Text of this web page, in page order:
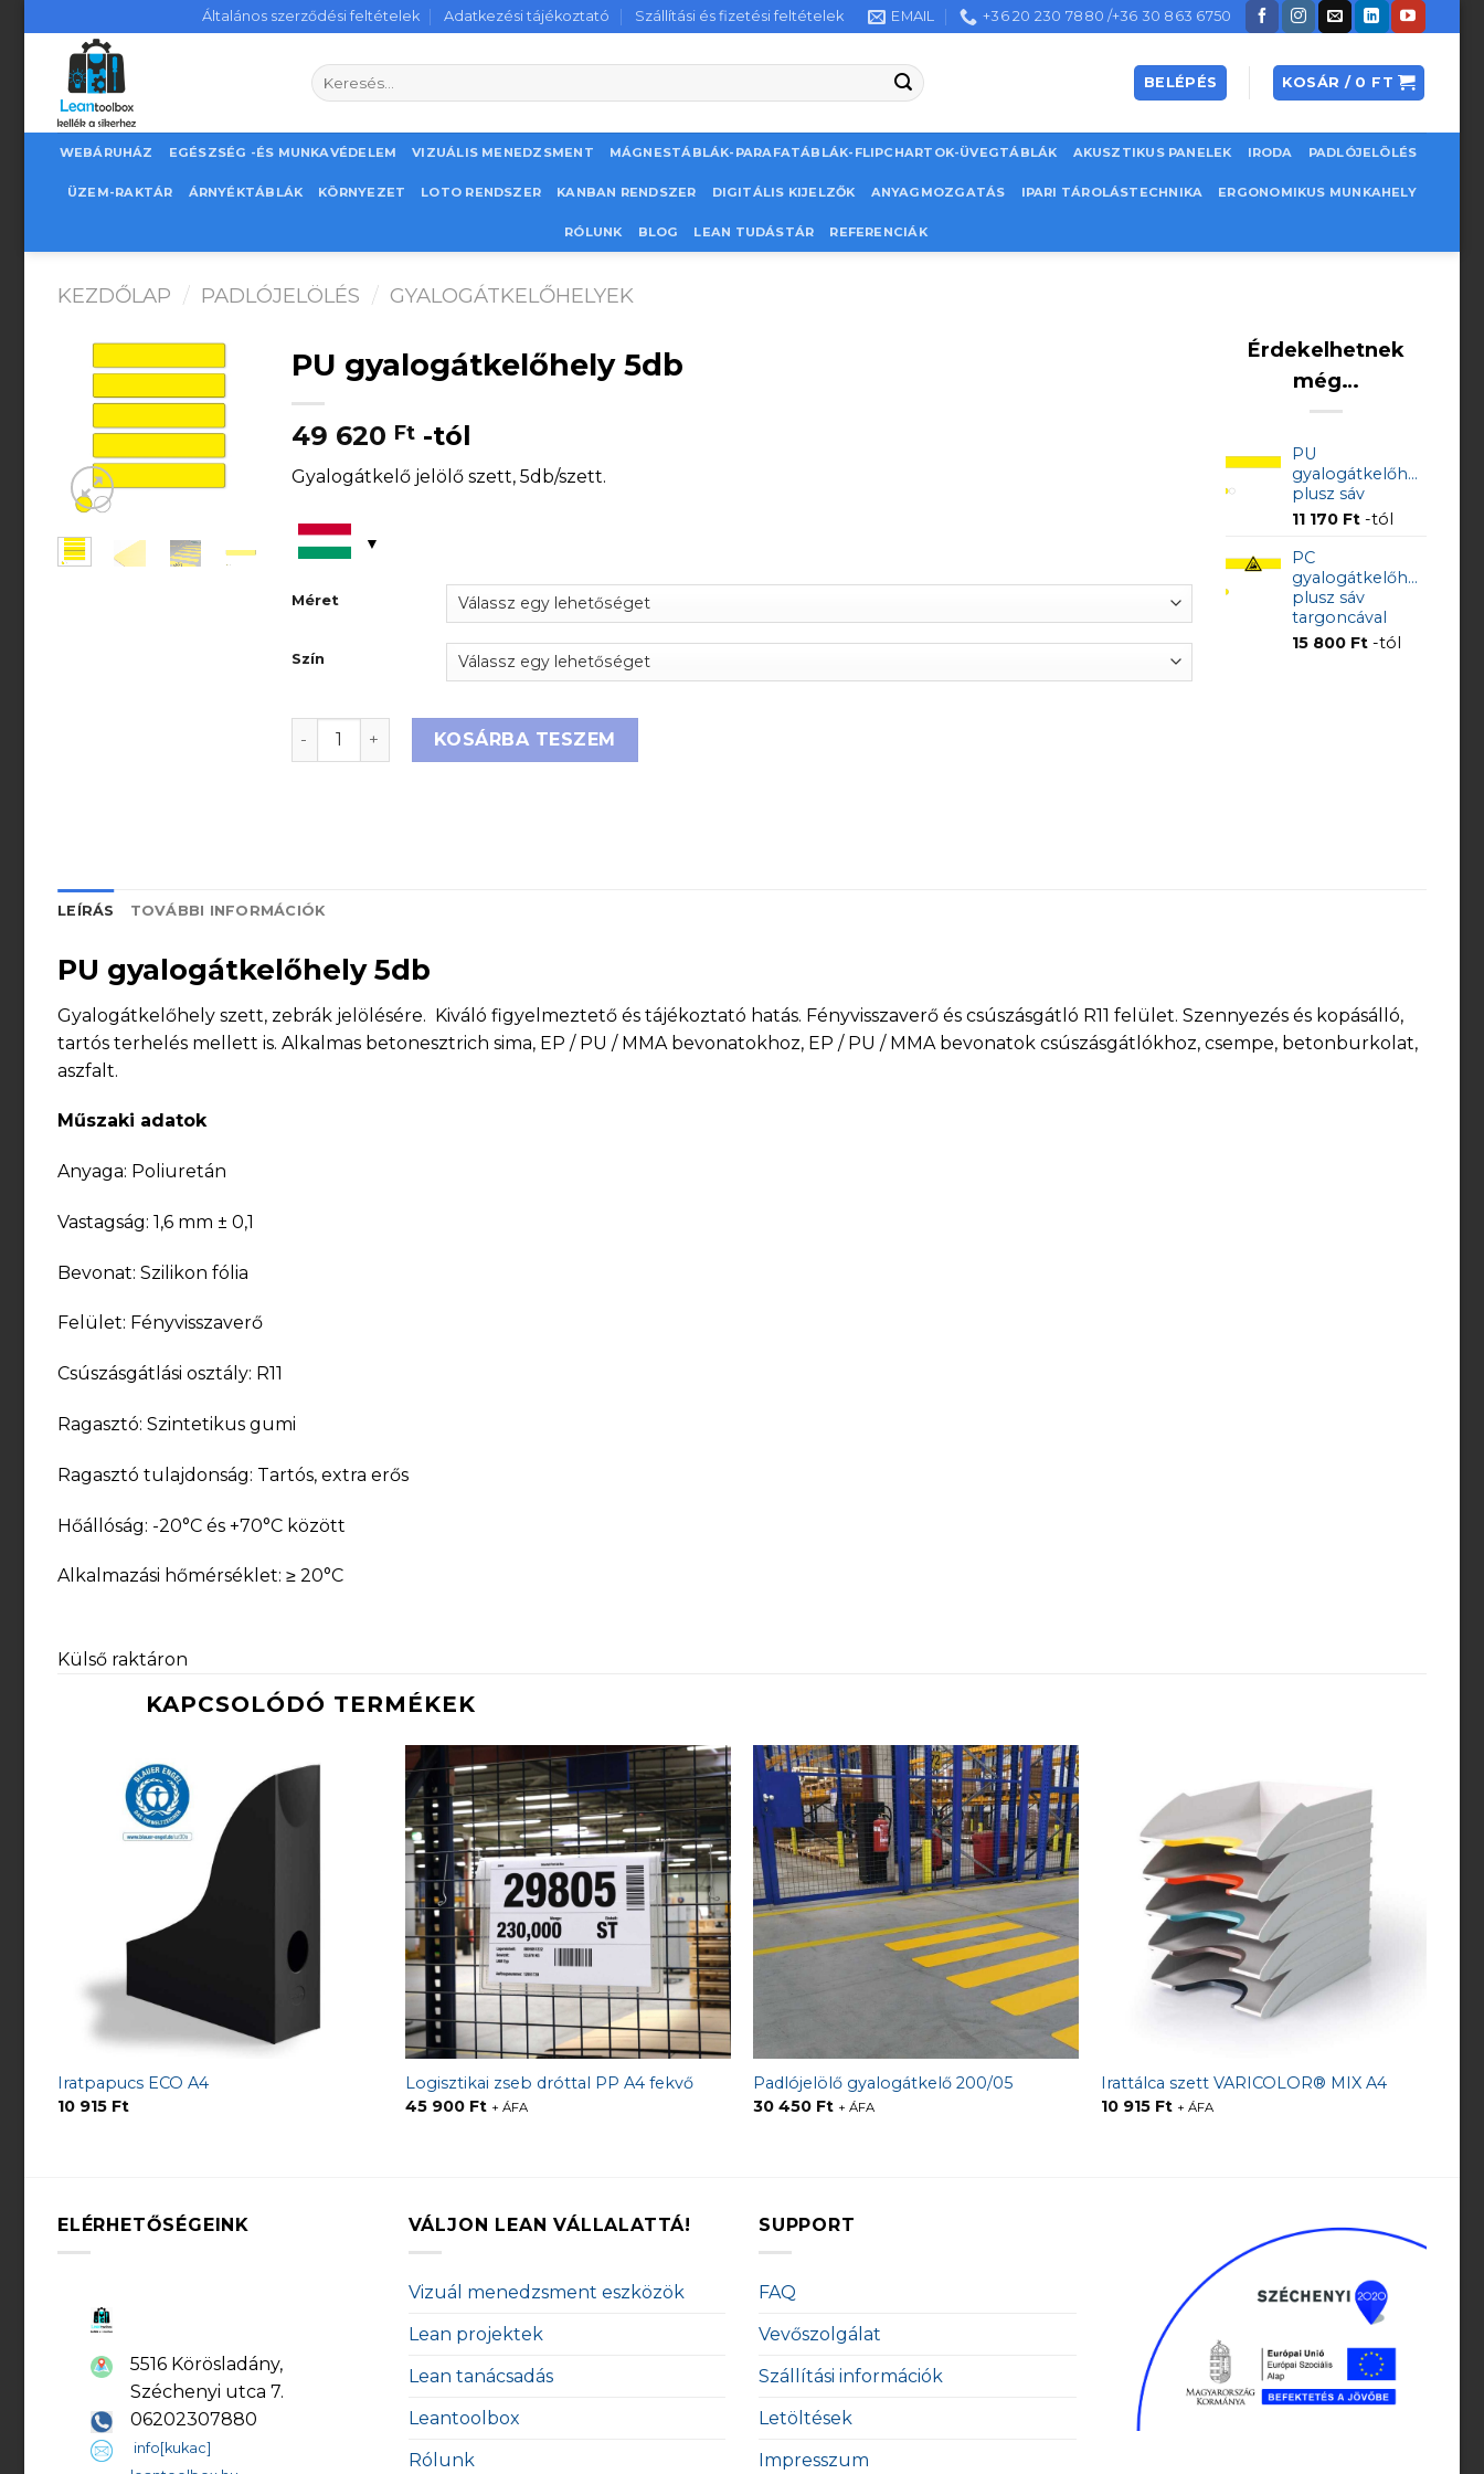
to
content
Általános szerződési feltételek Adatkezési tájékoztató Szállítási és fizetési feltételek EMAIL +36 20 230 7880 /+36 30 863 6750
Keresés
a
BELÉPÉS KOSÁR / 0 FT
WEBÁRUHÁZ EGÉSZSÉG -ÉS MUNKAVÉDELEM VIZUÁLIS MENEDZSMENT MÁGNESTÁBLÁK-PARAFATÁBLÁK-FLIPCHARTOK-ÜVEGTÁBLÁK AKUSZTIKUS PANELEK IRODA PADLÓJELÖLÉS
ÜZEM-RAKTÁR ÁRNYÉKTÁBLÁK KÖRNYEZET LOTO RENDSZER KANBAN RENDSZER DIGITÁLIS KIJELZŐK ANYAGMOZGATÁS IPARI TÁROLÁSTECHNIKA ERGONOMIKUS MUNKAHELY
RÓLUNK BLOG LEAN TUDÁSTÁR REFERENCIÁK
KEZDŐLAP / PADLÓJELÖLÉS / GYALOGÁTKELŐHELYEK
PU gyalogátkelőhely 5db
49 620 Ft-tól
Gyalogátkelő jelölő szett, 5db/szett.
Méret
Szín
PU gyalogátkelőhely 5db mennyiség
KOSÁRBA TESZEM
Érdekelhetnek
még…
PU
gyalogátkelőhely
plusz sáv
11 170 Ft -tól
PC
gyalogátkelőhely
plusz sáv
targoncával
15 800 Ft -tól
LEÍRÁS TOVÁBBI INFORMÁCIÓK
PU gyalogátkelőhely 5db
Gyalogátkelőhely szett, zebrák jelölésére. Kiváló figyelmeztető és tájékoztató hatás. Fényvisszaverő és csúszásgátló R11 felület. Szennyezés és kopásálló,
tartós terhelés mellett is. Alkalmas betonesztrich sima, EP / PU / MMA bevonatokhoz, EP / PU / MMA bevonatok csúszásgátlókhoz, csempe, betonburkolat,
aszfalt.
Műszaki adatok
Anyaga: Poliuretán
Vastagság: 1,6 mm ± 0,1
Bevonat: Szilikon fólia
Felület: Fényvisszaverő
Csúszásgátlási osztály: R11
Ragasztó: Szintetikus gumi
Ragasztó tulajdonság: Tartós, extra erős
Hőállóság: -20°C és +70°C között
Alkalmazási hőmérséklet: ≥ 20°C
Külső raktáron
KAPCSOLÓDÓ TERMÉKEK
Iratpapucs ECO A4
10 915 Ft
Logisztikai zseb dróttal PP A4 fekvő
45 900 Ft + ÁFA
Padlójelölő gyalogátkelő 200/05
30 450 Ft + ÁFA
Irattálca szett VARICOLOR® MIX A4
10 915 Ft + ÁFA
ELÉRHETŐSÉGEINK
5516 Körösladány,
Széchenyi utca 7.
06202307880
info[kukac]
VÁLJON LEAN VÁLLALATTÁ!
Vizuál menedzsment eszközök
Lean projektek
Lean tanácsadás
Leantoolbox
Rólunk
SUPPORT
FAQ
Vevőszolgálat
Szállítási információk
Letöltések
Impresszum